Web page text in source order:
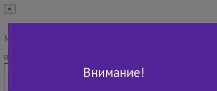
×
Мы Вам перезвоним
Ваше имя:
Внимание!